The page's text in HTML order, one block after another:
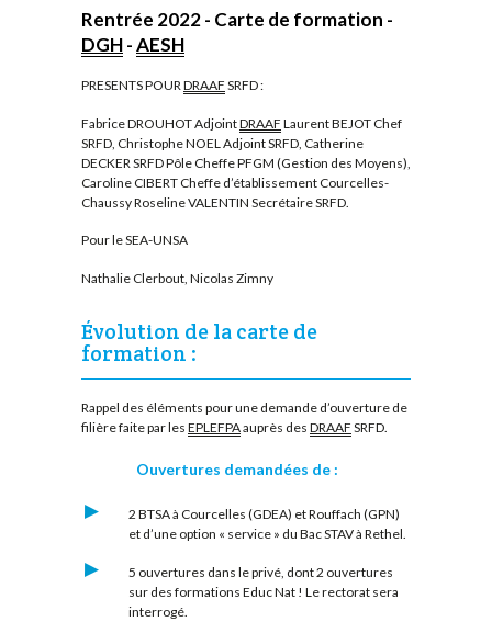
Rentrée 2022 - Carte de formation -
DGH-AESH
PRESENTS POUR DRAAF SRFD :
Fabrice DROUHOT AdjointDRAAF Laurent BEJOT Chef
SRFD, Christophe NOEL Adjoint SRFD, Catherine
DECKER SRFD Pôle Cheffe PFGM (Gestion des Moyens),
Caroline CIBERT Cheffe d’établissement Courcelles-
Chaussy Roseline VALENTIN Secrétaire SRFD.
Pour le SEA-UNSA
Nathalie Clerbout, Nicolas Zimny
Évolution de la carte de
formation :
Rappel des éléments pour une demande d’ouverture de
filière faite par les EPLEFPAauprès des DRAAF SRFD.
Ouvertures demandées de :
2 BTSA à Courcelles (GDEA) et Rouffach (GPN)
et d’une option « service » du Bac STAV à Rethel.
5 ouvertures dans le privé, dont 2 ouvertures
sur des formations Educ Nat ! Le rectorat sera
interrogé.